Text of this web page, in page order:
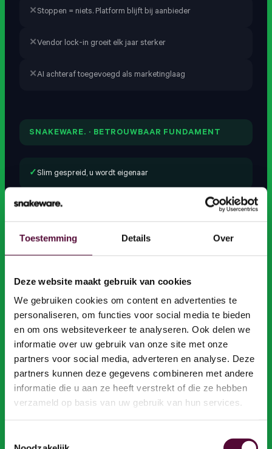
Toestemming Details Over
Deze website maakt gebruik van cookies
We gebruiken cookies om content en advertenties te
personaliseren, om functies voor social media te bieden
en om ons websiteverkeer te analyseren. Ook delen we
informatie over uw gebruik van onze site met onze
partners voor social media, adverteren en analyse. Deze
partners kunnen deze gegevens combineren met andere
informatie die u aan ze heeft verstrekt of die ze hebben
verzameld op basis van uw gebruik van hun services.
Stoppen = niets. Platform blijft bij aanbieder
Vendor lock-in groeit elk jaar sterker
AI achteraf toegevoegd als marketinglaag
SNAKEWARE. · BETROUWBAAR FUNDAMENT
Slim gespreid, u wordt eigenaar
Eén transparant maandbedrag, geen verrassingen
Europese datacenters, 100% AVG/GDPR-conform
Vaste maandprijs, ook na livegang geen verrassing
Na afloop: uw design, content en maatwerk volledig van u
Maximale vendor commitment, platform overdraagbaar